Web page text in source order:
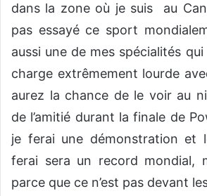
dans la zone où je suis au
pas essayé ce sport
aussi une de mes spécialités
charge extrêmement lourde
aurez la chance de le voir au
de l’amitié durant la finale de
je ferai une démonstration et
ferai sera un record mondial,
parce que ce n’est pas devant